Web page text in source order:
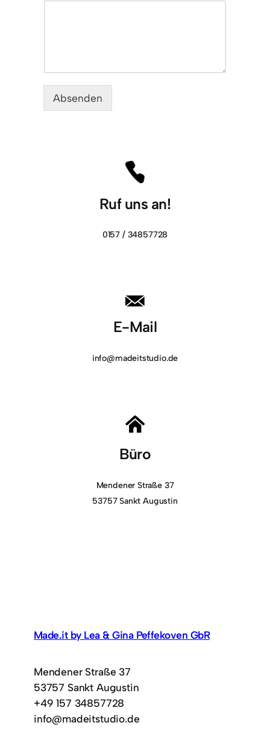
Absenden
Ruf uns an!
0157 / 34857728
E-Mail
info@madeitstudio.de
Büro
Mendener Straße 37
53757 Sankt Augustin
Made.it by Lea & Gina Peffekoven GbR
Mendener Straße 37
53757 Sankt Augustin
+49 157 34857728
info@madeitstudio.de